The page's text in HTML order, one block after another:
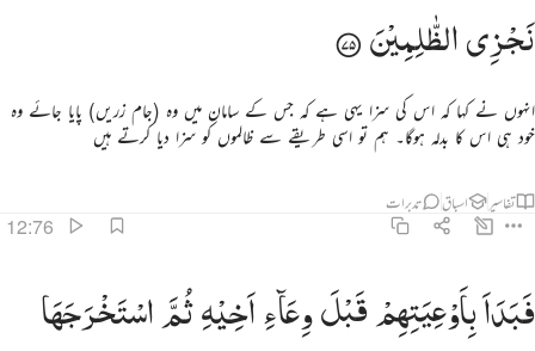
نَجْزِیالظّٰلِمِیْنَ
انہوں نے کہا کہ اس کی سزا یہی ہے کہ جس کے سامان میں وہ (جام زریں) پایا جائے وہ
خود ہی اس کا بدلہ ہوگا۔ ہم تو اسی طریقے سے ظالموں کو سزا دیا کرتے ہیں
تفاسیر اسباق تدبرات
12:76
فبدا باوعيتهم قبل وعاء اخيه ثم استخرجها من وعاء اخيه كذالك كدنا ليوسف ما كان لياخذ اخاه في دين
فَبَدَأَ بِأَوْعِيَتِهِمْ قَبْلَ وِعَآءِ أَخِيهِ ثُمَّ ٱسْتَخْرَجَهَا مِن وِعَآءِ أَخِيهِ ۚ كَذَٰلِكَ كِدْنَا لِيُوسُفَ ۖ مَا كَانَ لِيَأْخُذَ
فَبَدَاَبِاَوْعِیَتِهِمْقَبْلَوِعَآءِاَخِیْهِثُمَّاسْتَخْرَجَهَا